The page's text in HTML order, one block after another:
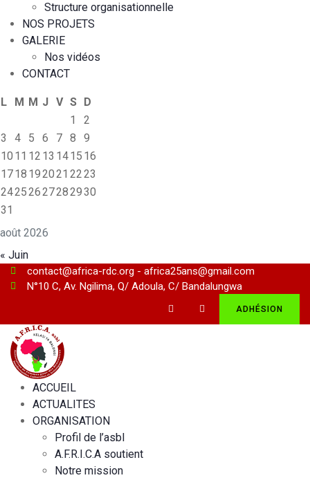
Structure organisationnelle
NOS PROJETS
GALERIE
Nos vidéos
CONTACT
août 2026
L M M J V S D
1
2
3
4 5 6 7 8
9
10 11 12 13 1415 16
1718 192021 2223
24252627282930
31
« Juin
contact@africa-rdc.org - africa25ans@gmail.com
N°10 C, Av. Ngilima, Q/ Adoula, C/ Bandalungwa
ADHÉSION
ACCUEIL
ACTUALITES
ORGANISATION
Profil de l’asbl
A.F.R.I.C.A soutient
Notre mission